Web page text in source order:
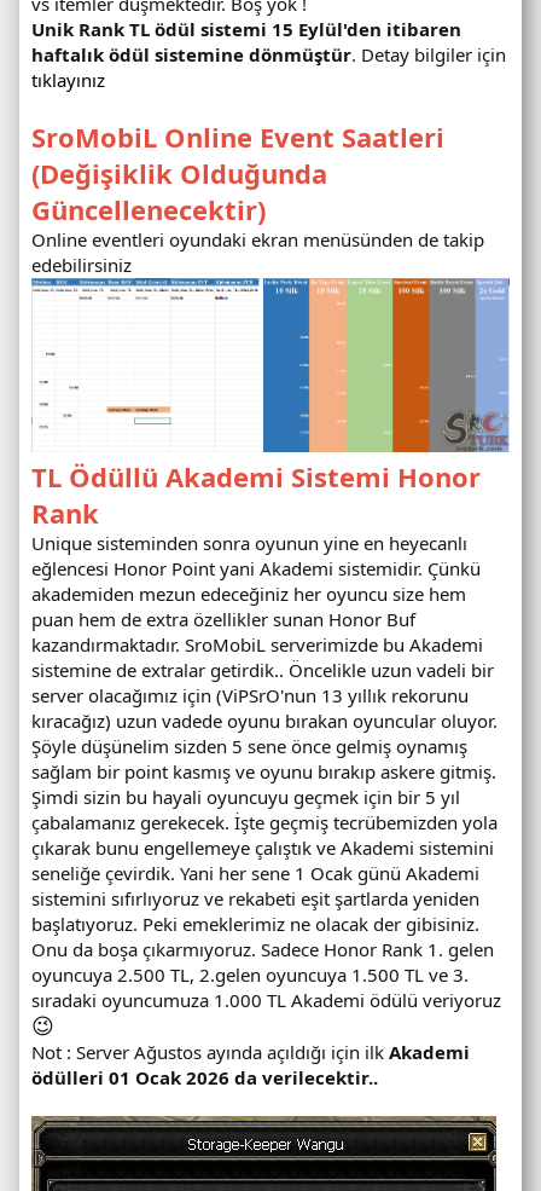
Unik Rank TL ödül sistemi 15 Eylül'den itibaren
haftalık ödül sistemine dönmüştür. Detay bilgiler için
tıklayınız
SroMobiL Online Event Saatleri
(Değişiklik Olduğunda
Güncellenecektir)
Online eventleri oyundaki ekran menüsünden de takip
edebilirsiniz
TL Ödüllü Akademi Sistemi Honor
Rank
Unique sisteminden sonra oyunun yine en heyecanlı
eğlencesi Honor Point yani Akademi sistemidir. Çünkü
akademiden mezun edeceğiniz her oyuncu size hem
puan hem de extra özellikler sunan Honor Buf
kazandırmaktadır. SroMobiL serverimizde bu Akademi
sistemine de extralar getirdik.. Öncelikle uzun vadeli bir
server olacağımız için (ViPSrO'nun 13 yıllık rekorunu
kıracağız) uzun vadede oyunu bırakan oyuncular oluyor.
Şöyle düşünelim sizden 5 sene önce gelmiş oynamış
sağlam bir point kasmış ve oyunu bırakıp askere gitmiş.
Şimdi sizin bu hayali oyuncuyu geçmek için bir 5 yıl
çabalamanız gerekecek. İşte geçmiş tecrübemizden yola
çıkarak bunu engellemeye çalıştık ve Akademi sistemini
seneliğe çevirdik. Yani her sene 1 Ocak günü Akademi
sistemini sıfırlıyoruz ve rekabeti eşit şartlarda yeniden
başlatıyoruz. Peki emeklerimiz ne olacak der gibisiniz.
Onu da boşa çıkarmıyoruz. Sadece Honor Rank 1. gelen
oyuncuya 2.500 TL, 2.gelen oyuncuya 1.500 TL ve 3.
sıradaki oyuncumuza 1.000 TL Akademi ödülü veriyoruz
😉
Not : Server Ağustos ayında açıldığı için ilk Akademi
ödülleri 01 Ocak 2026 da verilecektir..